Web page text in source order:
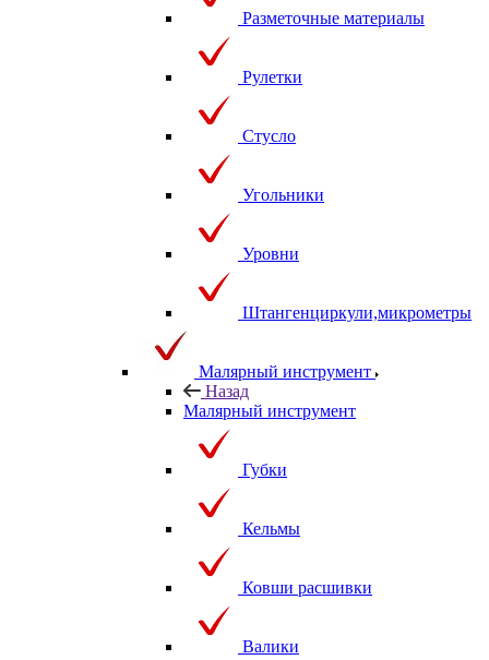
Разметочные материалы
Рулетки
Стусло
Угольники
Уровни
Штангенциркули,микрометры
Малярный инструмент
Назад
Малярный инструмент
Губки
Кельмы
Ковши расшивки
Валики